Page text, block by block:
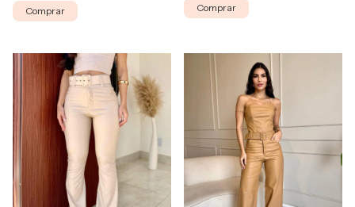
Comprar Comprar